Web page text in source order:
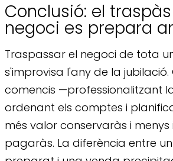
Conclusió: el
negoci es prepara
Traspassar el negoci de tota
s'improvisa l'any de la
comencis —professionalitzant
ordenant els comptes i
més valor conservaràs i
pagaràs. La diferència entre